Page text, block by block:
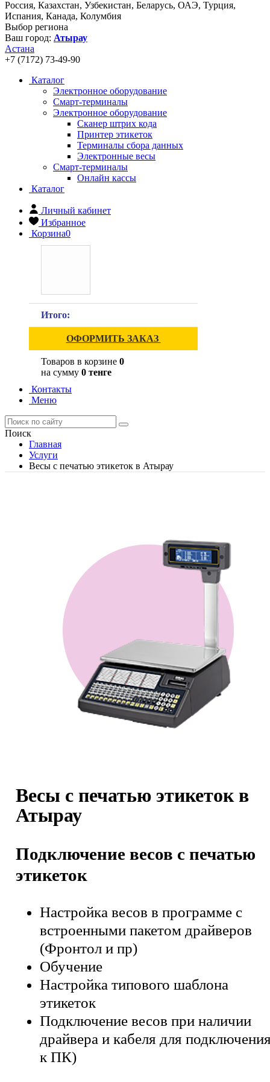
Россия, Казахстан, Узбекистан, Беларусь, ОАЭ, Турция,
Испания, Канада, Колумбия
Выбор региона
Ваш город: Атырау
Астана
+7 (7172) 73-49-90
Каталог
Электронное оборудование
Смарт-терминалы
Электронное оборудование
Сканер штрих кода
Принтер этикеток
Терминалы сбора данных
Электронные весы
Смарт-терминалы
Онлайн кассы
Каталог
Личный кабинет
Избранное
Корзина0
Итого:
ОФОРМИТЬ ЗАКАЗ
Товаров в корзине 0
на сумму 0 тенге
Контакты
Меню
Поиск
Главная
Услуги
Весы с печатью этикеток в Атырау
Весы с печатью этикеток в
Атырау
Подключение весов с печатью
этикеток
Настройка весов в программе с
встроенными пакетом драйверов
(Фронтол и пр)
Обучение
Настройка типового шаблона
этикеток
Подключение весов при наличии
драйвера и кабеля для
к ПК)